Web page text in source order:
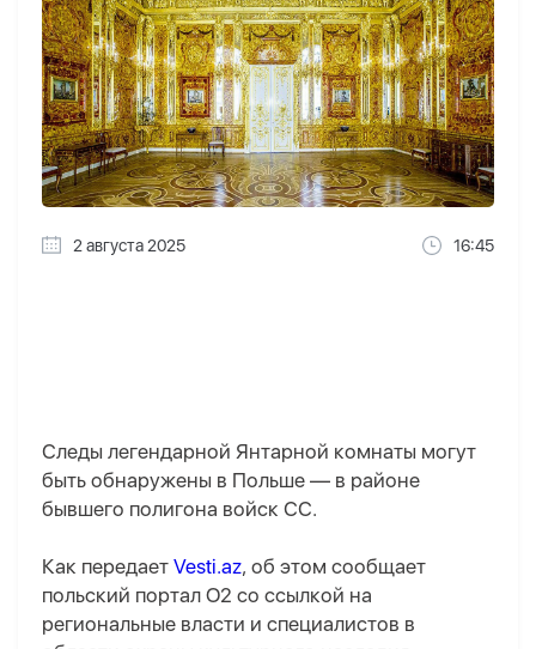
2 августа 2025 16:45
Следы легендарной Янтарной комнаты могут
быть обнаружены в Польше — в районе
бывшего полигона войск СС.
Как передает Vesti.az, об этом сообщает
польский портал O2 со ссылкой на
региональные власти и специалистов в